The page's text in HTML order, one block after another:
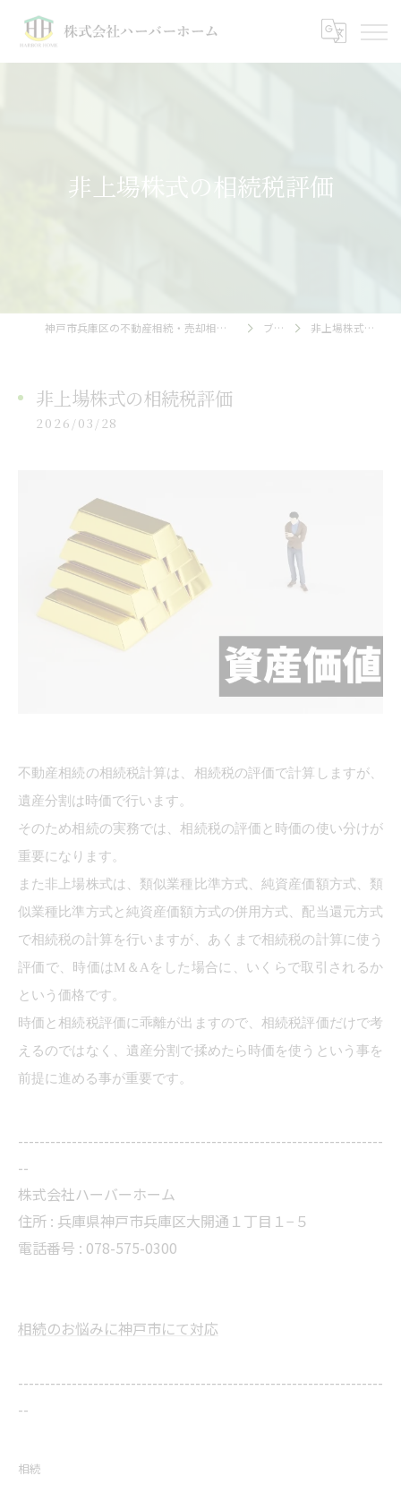
非上場株式の相続税評価
神戸市兵庫区の不動産相続・売却相談｜株式会社ハーバーホーム ブログ 非上場株式の相続税評価
非上場株式の相続税評価
2026/03/28
不動産相続の相続税計算は、相続税の評価で計算しますが、
遺産分割は時価で行います。
そのため相続の実務では、相続税の評価と時価の使い分けが
重要になります。
また非上場株式は、類似業種比準方式、純資産価額方式、類
似業種比準方式と純資産価額方式の併用方式、配当還元方式
で相続税の計算を行いますが、あくまで相続税の計算に使う
評価で、時価はM＆Aをした場合に、いくらで取引されるか
という価格です。
時価と相続税評価に乖離が出ますので、相続税評価だけで考
えるのではなく、遺産分割で揉めたら時価を使うという事を
前提に進める事が重要です。
--------------------------------------------------------------------
--
株式会社ハーバーホーム
住所 : 兵庫県神戸市兵庫区大開通１丁目１−５
電話番号 : 078-575-0300
相続のお悩みに神戸市にて対応
--------------------------------------------------------------------
--
相続